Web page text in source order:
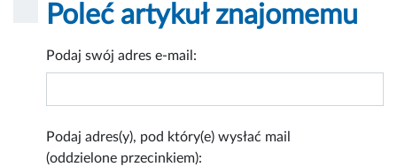
Poleć artykuł znajomemu
Podaj swój adres e-mail:
Podaj adres(y), pod który(e) wysłać mail
(oddzielone przecinkiem):